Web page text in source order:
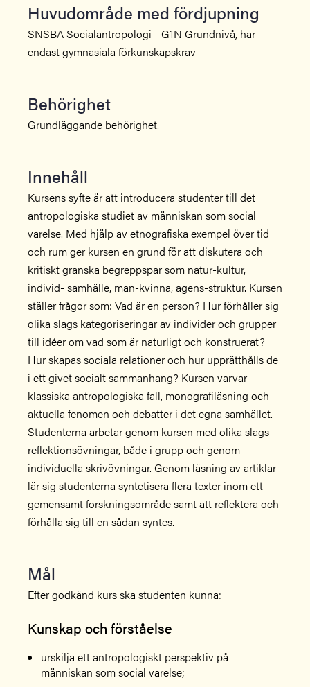
Huvudområde med fördjupning
SNSBA Socialantropologi - G1N Grundnivå, har
endast gymnasiala förkunskapskrav
Behörighet
Grundläggande behörighet.
Innehåll
Kursens syfte är att introducera studenter till det
antropologiska studiet av människan som social
varelse. Med hjälp av etnografiska exempel över tid
och rum ger kursen en grund för att diskutera och
kritiskt granska begreppspar som natur-kultur,
individ- samhälle, man-kvinna, agens-struktur. Kursen
ställer frågor som: Vad är en person? Hur förhåller sig
olika slags kategoriseringar av individer och grupper
till idéer om vad som är naturligt och konstruerat?
Hur skapas sociala relationer och hur upprätthålls de
i ett givet socialt sammanhang? Kursen varvar
klassiska antropologiska fall, monografiläsning och
aktuella fenomen och debatter i det egna samhället.
Studenterna arbetar genom kursen med olika slags
reflektionsövningar, både i grupp och genom
individuella skrivövningar. Genom läsning av artiklar
lär sig studenterna syntetisera flera texter inom ett
gemensamt forskningsområde samt att reflektera och
förhålla sig till en sådan syntes.
Mål
Efter godkänd kurs ska studenten kunna:
Kunskap och förståelse
urskilja ett antropologiskt perspektiv på
människan som social varelse;